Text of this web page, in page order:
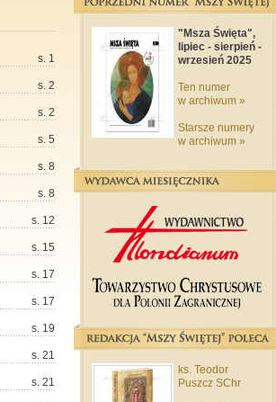
s. 1
s. 2
s. 2
s. 5
s. 8
s. 8
s. 12
s. 15
s. 17
s. 17
s. 19
s. 21
s. 21
"Msza Święta",
lipiec - sierpień -
wrzesień 2025
Ten numer
w archiwum »
Starsze numery
w archiwum »
ks. Teodor
Puszcz SChr